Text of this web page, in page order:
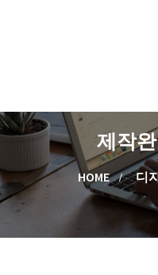
제작
HOME 디